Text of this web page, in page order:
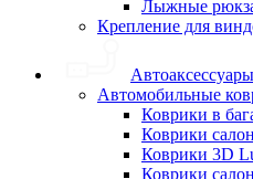
Лыжные
Крепление для
Автоаксессуары
Автомобильные
Коврики в
Коврики
Коврики 3D
Коврики